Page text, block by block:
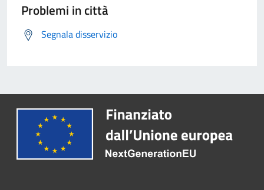
Problemi in città
Segnala disservizio